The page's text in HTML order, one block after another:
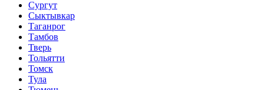
Сургут
Сыктывкар
Таганрог
Тамбов
Тверь
Тольятти
Томск
Тула